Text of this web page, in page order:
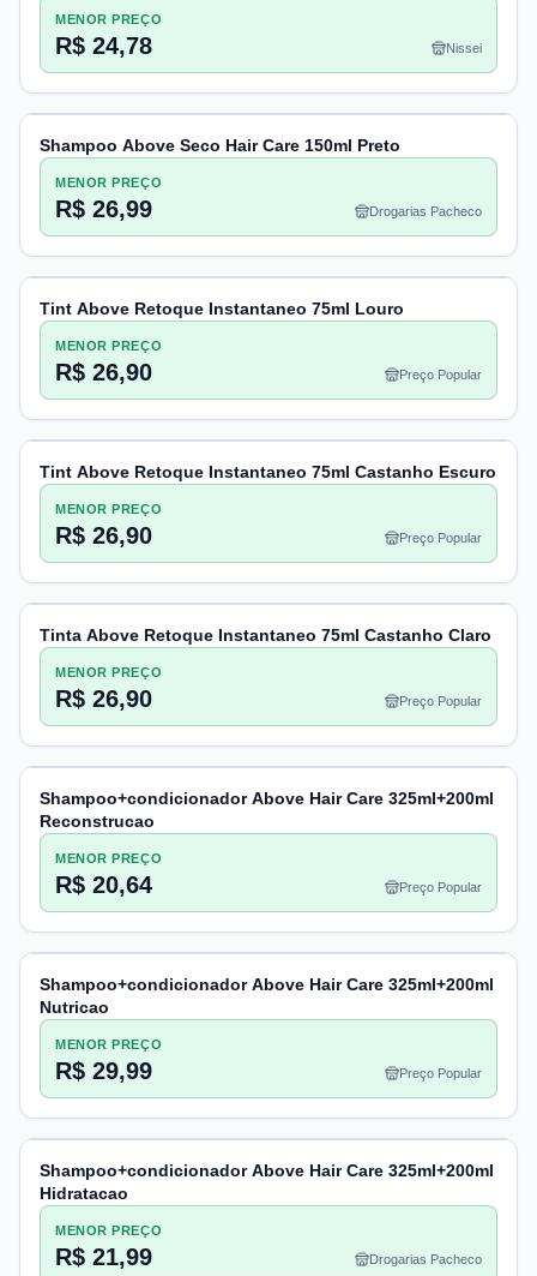
MENOR PREÇO
R$ 24,78 Nissei
Shampoo Above Seco Hair Care 150ml Preto
MENOR PREÇO
R$ 26,99 Drogarias Pacheco
Tint Above Retoque Instantaneo 75ml Louro
MENOR PREÇO
R$ 26,90 Preço Popular
Tint Above Retoque Instantaneo 75ml Castanho Escuro
MENOR PREÇO
R$ 26,90 Preço Popular
Tinta Above Retoque Instantaneo 75ml Castanho Claro
MENOR PREÇO
R$ 26,90 Preço Popular
Shampoo+condicionador Above Hair Care 325ml+200ml
Reconstrucao
MENOR PREÇO
R$ 20,64 Preço Popular
Shampoo+condicionador Above Hair Care 325ml+200ml
Nutricao
MENOR PREÇO
R$ 29,99 Preço Popular
Shampoo+condicionador Above Hair Care 325ml+200ml
Hidratacao
MENOR PREÇO
R$ 21,99 Drogarias Pacheco